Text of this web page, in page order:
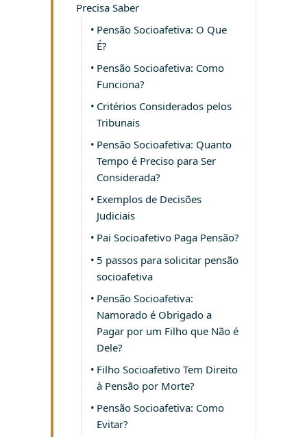
Precisa Saber
Pensão Socioafetiva: O Que
É?
Pensão Socioafetiva: Como
Funciona?
Critérios Considerados pelos
Tribunais
Pensão Socioafetiva: Quanto
Tempo é Preciso para Ser
Considerada?
Exemplos de Decisões
Judiciais
Pai Socioafetivo Paga Pensão?
5 passos para solicitar pensão
socioafetiva
Pensão Socioafetiva:
Namorado é Obrigado a
Pagar por um Filho que Não é
Dele?
Filho Socioafetivo Tem Direito
à Pensão por Morte?
Pensão Socioafetiva: Como
Evitar?